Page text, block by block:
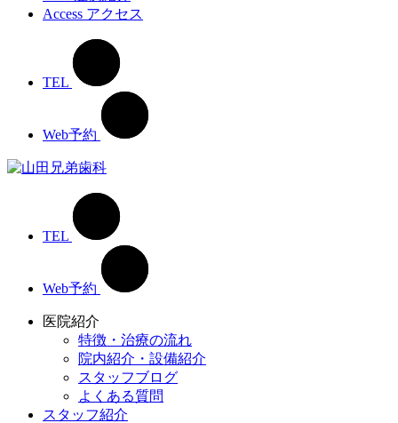
Access アクセス
TEL
Web予約
TEL
Web予約
医院紹介
特徴・治療の流れ
院内紹介・設備紹介
スタッフブログ
よくある質問
スタッフ紹介